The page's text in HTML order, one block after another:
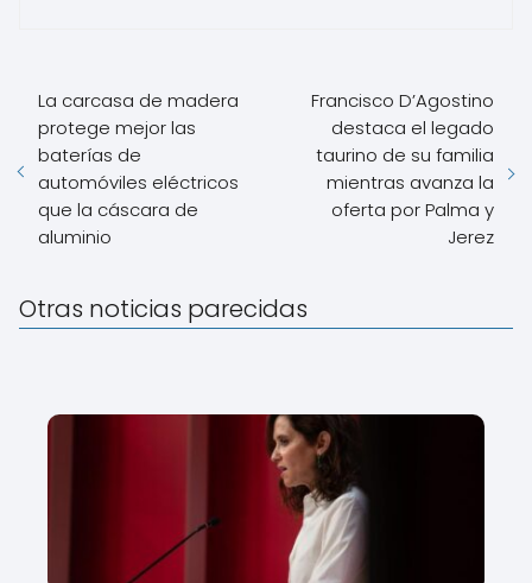
La carcasa de madera
protege mejor las
baterías de
automóviles eléctricos
que la cáscara de
aluminio
Francisco D’Agostino
destaca el legado
taurino de su familia
mientras avanza la
oferta por Palma y
Jerez
Otras noticias parecidas